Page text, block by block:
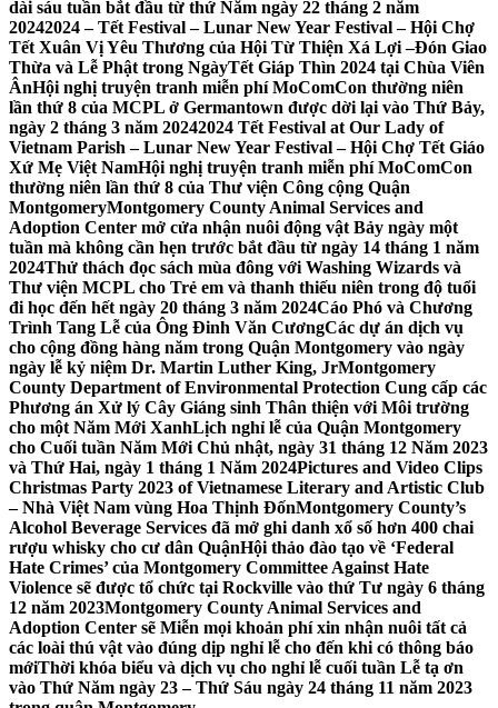
dài sáu tuần bắt đầu từ thứ Năm ngày 22 tháng 2 năm
20242024 – Tết Festival – Lunar New Year Festival – Hội Chợ
Tết Xuân Vị Yêu Thương của Hội Từ Thiện Xá Lợi –Đón Giao
Thừa và Lễ Phật trong NgàyTết Giáp Thìn 2024 tại Chùa Viên
ÂnHội nghị truyện tranh miễn phí MoComCon thường niên
lần thứ 8 của MCPL ở Germantown được dời lại vào Thứ Bảy,
ngày 2 tháng 3 năm 20242024 Tết Festival at Our Lady of
Vietnam Parish – Lunar New Year Festival – Hội Chợ Tết Giáo
Xứ Mẹ Việt NamHội nghị truyện tranh miễn phí MoComCon
thường niên lần thứ 8 của Thư viện Công cộng Quận
MontgomeryMontgomery County Animal Services and
Adoption Center mở cửa nhận nuôi động vật Bảy ngày một
tuần mà không cần hẹn trước bắt đầu từ ngày 14 tháng 1 năm
2024Thử thách đọc sách mùa đông với Washing Wizards và
Thư viện MCPL cho Trẻ em và thanh thiếu niên trong độ tuổi
đi học đến hết ngày 20 tháng 3 năm 2024Cáo Phó và Chương
Trình Tang Lễ của Ông Đinh Văn CươngCác dự án dịch vụ
cho cộng đồng hàng năm trong Quận Montgomery vào ngày
ngày lễ kỷ niệm Dr. Martin Luther King, JrMontgomery
County Department of Environmental Protection Cung cấp các
Phương án Xử lý Cây Giáng sinh Thân thiện với Môi trường
cho một Năm Mới XanhLịch nghỉ lễ của Quận Montgomery
cho Cuối tuần Năm Mới Chủ nhật, ngày 31 tháng 12 Năm 2023
và Thứ Hai, ngày 1 tháng 1 Năm 2024Pictures and Video Clips
Christmas Party 2023 of Vietnamese Literary and Artistic Club
– Nhà Việt Nam vùng Hoa Thịnh ĐốnMontgomery County’s
Alcohol Beverage Services đã mở ghi danh xổ số hơn 400 chai
rượu whisky cho cư dân QuậnHội thảo đào tạo về ‘Federal
Hate Crimes’ của Montgomery Committee Against Hate
Violence sẽ được tổ chức tại Rockville vào thứ Tư ngày 6 tháng
12 năm 2023Montgomery County Animal Services and
Adoption Center sẽ Miễn mọi khoản phí xin nhận nuôi tất cả
các loài thú vật vào đúng dịp nghỉ lễ cho đến khi có thông báo
mớiThời khóa biểu và dịch vụ cho nghỉ lễ cuối tuần Lễ tạ ơn
vào Thứ Năm ngày 23 – Thứ Sáu ngày 24 tháng 11 năm 2023